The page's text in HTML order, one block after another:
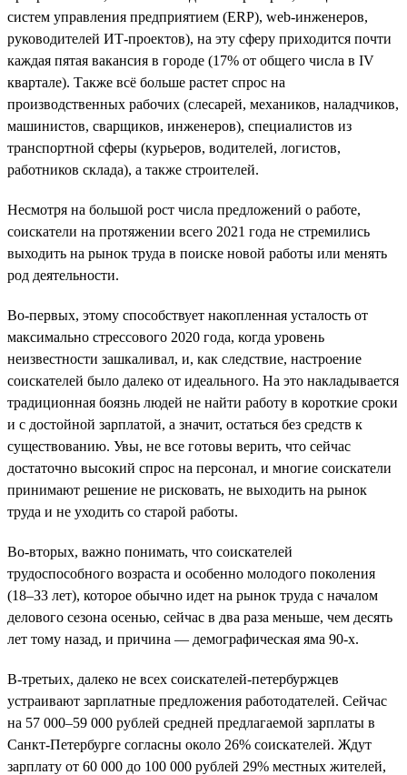
систем управления предприятием (ERP), web-инженеров,
руководителей ИТ-проектов), на эту сферу приходится почти
каждая пятая вакансия в городе (17% от общего числа в IV
квартале). Также всё больше растет спрос на
производственных рабочих (слесарей, механиков, наладчиков,
машинистов, сварщиков, инженеров), специалистов из
транспортной сферы (курьеров, водителей, логистов,
работников склада), а также строителей.
Несмотря на большой рост числа предложений о работе,
соискатели на протяжении всего 2021 года не стремились
выходить на рынок труда в поиске новой работы или менять
род деятельности.
Во-первых, этому способствует накопленная усталость от
максимально стрессового 2020 года, когда уровень
неизвестности зашкаливал, и, как следствие, настроение
соискателей было далеко от идеального. На это накладывается
традиционная боязнь людей не найти работу в короткие сроки
и с достойной зарплатой, а значит, остаться без средств к
существованию. Увы, не все готовы верить, что сейчас
достаточно высокий спрос на персонал, и многие соискатели
принимают решение не рисковать, не выходить на рынок
труда и не уходить со старой работы.
Во-вторых, важно понимать, что соискателей
трудоспособного возраста и особенно молодого поколения
(18–33 лет), которое обычно идет на рынок труда с началом
делового сезона осенью, сейчас в два раза меньше, чем десять
лет тому назад, и причина — демографическая яма 90-х.
В-третьих, далеко не всех соискателей-петербуржцев
устраивают зарплатные предложения работодателей. Сейчас
на 57 000–59 000 рублей средней предлагаемой зарплаты в
Санкт-Петербурге согласны около 26% соискателей. Ждут
зарплату от 60 000 до 100 000 рублей 29% местных жителей,